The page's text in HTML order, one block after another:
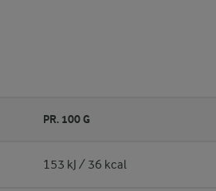
PR. 100 G
153 kJ / 36 kcal